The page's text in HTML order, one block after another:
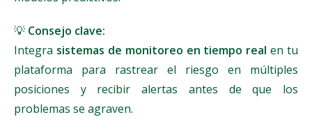
💡 Consejo clave:
Integra sistemas de monitoreo en tiempo real en tu
plataforma para rastrear el riesgo en múltiples
posiciones y recibir alertas antes de que los
problemas se agraven.